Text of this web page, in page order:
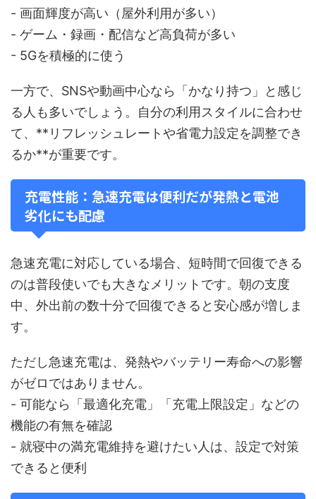
- 画面輝度が高い（屋外利用が多い）
- ゲーム・録画・配信など高負荷が多い
- 5Gを積極的に使う
一方で、SNSや動画中心なら「かなり持つ」と感じ
る人も多いでしょう。自分の利用スタイルに合わせ
て、**リフレッシュレートや省電力設定を調整でき
るか**が重要です。
充電性能：急速充電は便利だが発熱と電池
劣化にも配慮
急速充電に対応している場合、短時間で回復できる
のは普段使いでも大きなメリットです。朝の支度
中、外出前の数十分で回復できると安心感が増しま
す。
ただし急速充電は、発熱やバッテリー寿命への影響
がゼロではありません。
- 可能なら「最適化充電」「充電上限設定」などの
機能の有無を確認
- 就寝中の満充電維持を避けたい人は、設定で対策
できると便利